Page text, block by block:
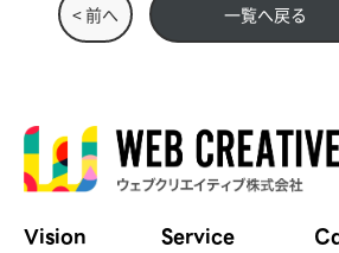
< 前へ 一覧へ戻る
Vision Service